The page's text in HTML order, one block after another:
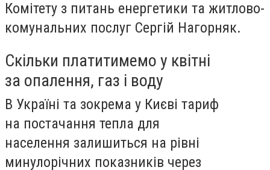
Комітету з питань енергетики та житлово-
комунальних послуг Сергій Нагорняк.
Скільки платитимемо у квітні
за опалення, газ і воду
В Україні та зокрема у Києві тариф
на постачання тепла для
населення залишиться на рівні
минулорічних показників через